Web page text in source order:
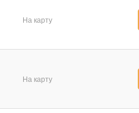
На карту
На карту